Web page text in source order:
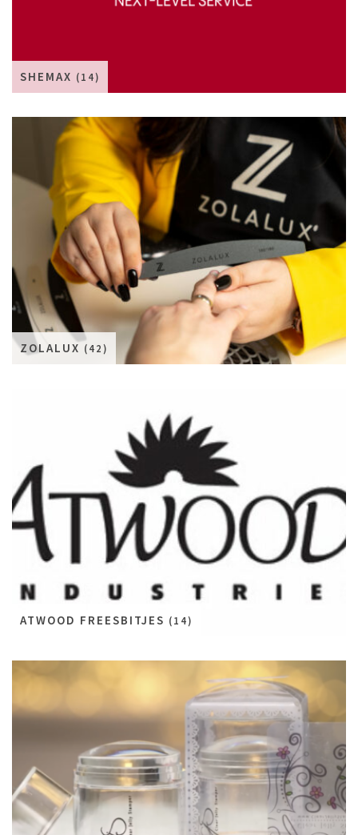
SHEMAX (14)
ZOLALUX (42)
ATWOOD FREESBITJES (14)